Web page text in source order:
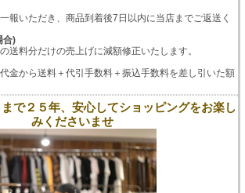
報いただき、商品到着後7日以内に当店までご返送く
合)
送料分だけの売上げに減額修正いたします。
金から送料＋代引手数料＋振込手数料を差し引いた額
で２５年、安心してショッピングをお楽し
みくださいませ